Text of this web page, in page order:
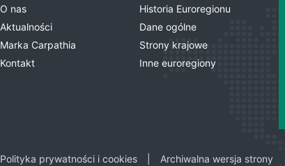
O nas
Aktualności
Marka Carpathia
Kontakt
Historia Euroregionu
Dane ogólne
Strony krajowe
Inne euroregiony
Polityka prywatności i cookies Archiwalna wersja strony